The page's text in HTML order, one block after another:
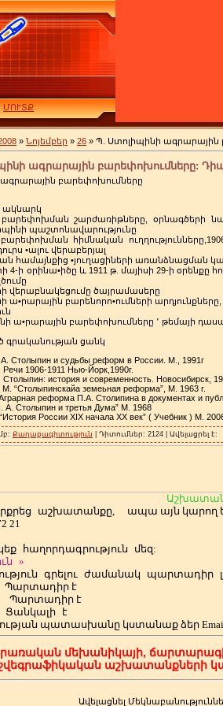
ՄՈՒՏՔ
» Նոյեմբեր » 26 » Պ. Ստոլիպինի
ագրարային բարեփոխումները:
բարեփոխումները
բարեփոխման շարժառիթները, օրնագծերի
պաշտոնավարությունը
հիմնական
•ալու վերաբերյալ
համայնքից •յուղացիների առանձնացման
4-ի օրինա•իծը և 1911 թ. մայիսի 29-ի
վերաբնակեցումը ծայրամասերը
ա•րարային բարենորո•ումների
ա•րարային բարեփոխումները ՚ թեմայի
գրականության ցանկ
Столыпин и судьбы реформ в России. М., 1991г
1906-1911 Нью-Йорк,1990г.
Столыпин: история и современность. Новосибирск,
“Столыпинскайа земеьная реформа”, М. 1963 г.
реформа П.А. Столипина в документах и
А. Столыпин и третья Дума” М. 1968
России XIX начала XX век” ( Учебник ) М.
Քաղաքագիտություն | Դիտումներ: 2124 | Ավելացրել է:
աշխատանքը,
ապա այն կարող
21
հաղորդագրություն
մեզ:
»
գրելու ժամանակ պարտադիր
Պարտադիր է
Պարտադիր է
Ցանկալի է
պատասխանը կստանաք ձեր
մեխանիկայի,
աշխատանքների
Ավելացնել